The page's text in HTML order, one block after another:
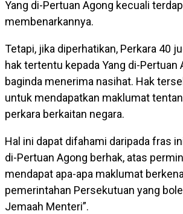
Yang di-Pertuan Agong kecuali
membenarkannya.
Tetapi, jika diperhatikan, Perkara 40
hak tertentu kepada Yang di-Pertuan
baginda menerima nasihat. Hak
untuk mendapatkan maklumat
perkara berkaitan negara.
Hal ini dapat difahami daripada fras
di-Pertuan Agong berhak, atas
mendapat apa-apa maklumat
pemerintahan Persekutuan yang
Jemaah Menteri”.